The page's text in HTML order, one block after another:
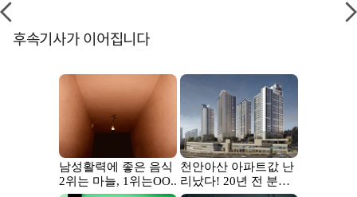
후속기사가 이어집니다